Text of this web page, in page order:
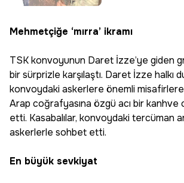
Mehmetçiğe ‘mırra’ ikramı
TSK konvoyunun Daret İzze’ye giden
bir sürprizle karşılaştı. Daret İzze halkı
konvoydaki askerlere önemli
Arap coğrafyasına özgü acı bir kanhve
etti. Kasabalılar, konvoydaki tercüman
askerlerle sohbet etti.
En büyük sevkiyat